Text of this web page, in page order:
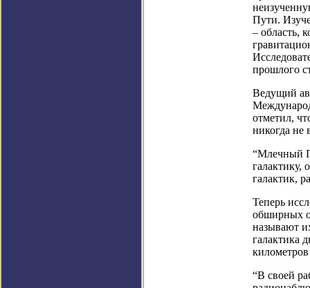
Пути.
– область,
прошлого
Ведущий
отметил,
никогда не
“Млечный
галактику,
галактик,
Теперь
обширных
называют
галактика
километров
“В своей